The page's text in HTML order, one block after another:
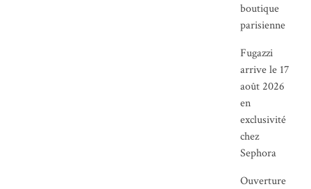
boutique
parisienne
Fugazzi
arrive le 17
août 2026
en
exclusivité
chez
Sephora
Ouverture